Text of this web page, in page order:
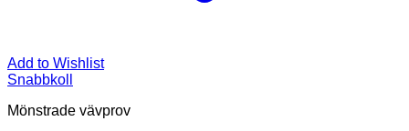
Add to Wishlist
Snabbkoll
Mönstrade vävprov